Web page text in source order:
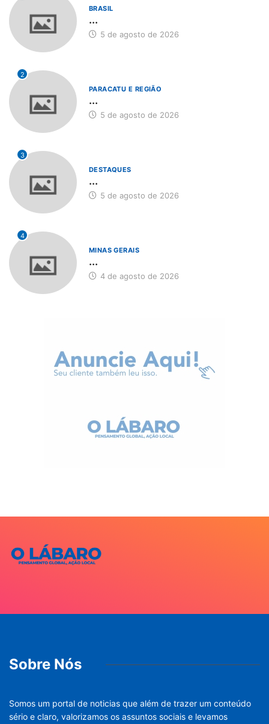
BRASIL
...
5 de agosto de 2026
2
PARACATU E REGIÃO
...
5 de agosto de 2026
3
DESTAQUES
...
5 de agosto de 2026
4
MINAS GERAIS
...
4 de agosto de 2026
Sobre Nós
Somos um portal de noticias que além de trazer um conteúdo
sério e claro, valorizamos os assuntos sociais e levamos